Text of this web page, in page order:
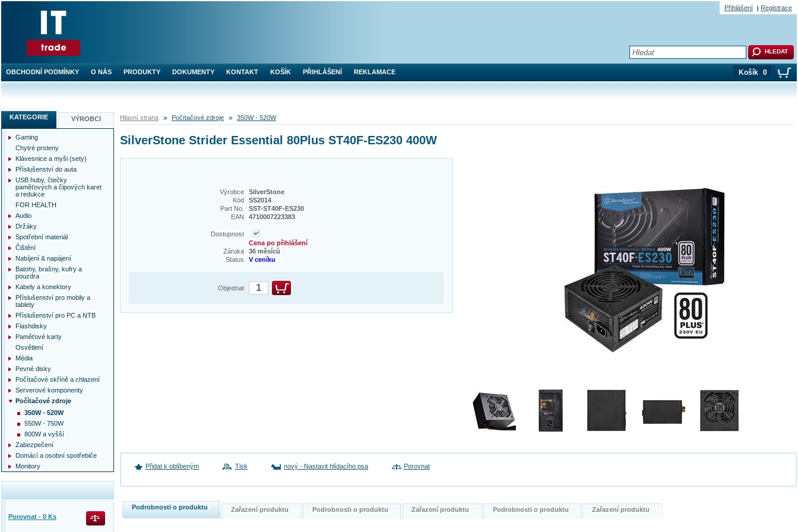
Hlavní strana Počítačové zdroje 350W - 520W
SilverStone Strider Essential 80Plus ST40F-ES230 400W
Výrobce
SilverStone
Kód
SS2014
Part No.
SST-ST40F-ES230
EAN
4710007223383
Dostupnost
Cena po přihlášení
Záruka
36 měsíců
Status
V ceníku
Objednat
Přidat k oblíbeným Tisk nový - Nastavit hlídacího psa Porovnat
Podrobnosti o produktu Zařazení produktu Podrobnosti o produktu Zařazení produktu Podrobnosti o produktu Zařazení produktu
KATEGORIE VÝROBCI
Gaming
Chytré prsteny
Klávesnice a myši (sety)
Příslušenství do auta
USB huby, čtečky
paměťových a čipových karet
a redukce
FOR HEALTH
Audio
Držáky
Spotřební materiál
Čištění
Nabíjení & napájení
Batohy, brašny, kufry a
pouzdra
Kabely a konektory
Příslušenství pro mobily a
tablety
Příslušenství pro PC a NTB
Flashdisky
Paměťové karty
Osvětlení
Média
Pevné disky
Počítačové skříně a chlazení
Serverové komponenty
Počítačové zdroje
350W - 520W
550W - 750W
800W a vyšší
Zabezpečení
Domácí a osobní spotřebiče
Monitory
Porovnat - 0 Ks
OBCHODNÍ PODMÍNKY O NÁS PRODUKTY DOKUMENTY KONTAKT KOŠÍK PŘIHLÁŠENÍ REKLAMACE Košík 0
Přihlášení Registrace